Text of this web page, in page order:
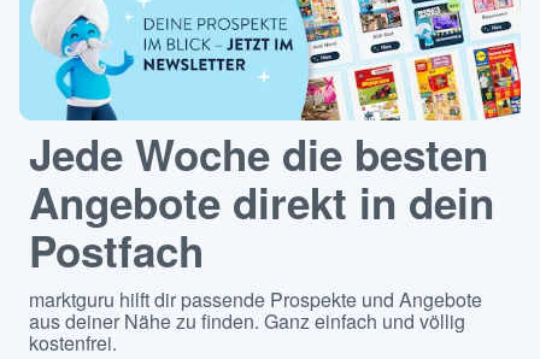
Jede Woche die besten
Angebote direkt in dein
Postfach
marktguru hilft dir passende Prospekte und Angebote
aus deiner Nähe zu finden. Ganz einfach und völlig
kostenfrei.